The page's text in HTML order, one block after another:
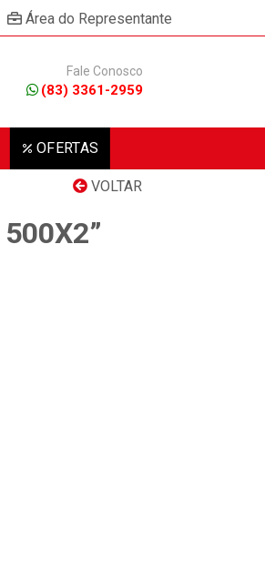
Área do Representante
Fale Conosco
(83) 3361-2959
OFERTAS
VOLTAR